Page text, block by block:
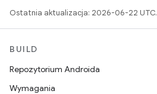
Ostatnia aktualizacja: 2026-06-22 UTC.
BUILD
Repozytorium Androida
Wymagania